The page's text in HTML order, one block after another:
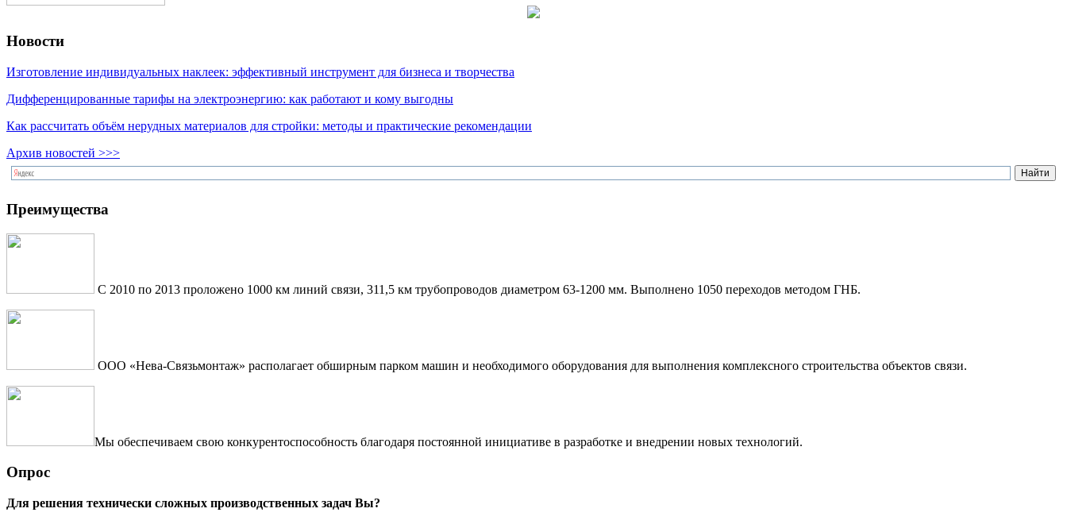
Новости
Изготовление индивидуальных наклеек: эффективный инструмент для бизнеса и творчества
Дифференцированные тарифы на электроэнергию: как работают и кому выгодны
Как рассчитать объём нерудных материалов для стройки: методы и практические рекомендации
Архив новостей >>>
Преимущества
С 2010 по 2013 проложено 1000 км линий связи, 311,5 км трубопроводов диаметром 63-1200 мм. Выполнено 1050 переходов методом ГНБ.
ООО «Нева-Связьмонтаж» располагает обширным парком машин и необходимого оборудования для выполнения комплексного строительства объектов связи.
Мы обеспечиваем свою конкурентоспособность благодаря постоянной инициативе в разработке и внедрении новых технологий.
Опрос
Для решения технически сложных производственных задач Вы?